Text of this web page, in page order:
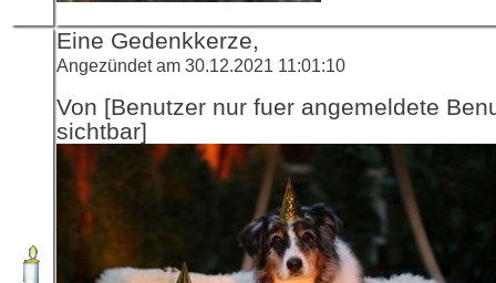
Eine Gedenkkerze,
Angezündet am 30.12.2021 11:01:10
Von [Benutzer nur fuer angemeldete
sichtbar]